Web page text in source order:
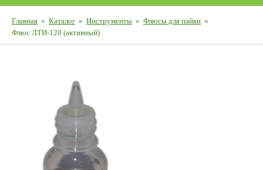
Главная » Каталог » Инструменты » Флюсы для пайки »
Флюс ЛТИ-120 (активный)